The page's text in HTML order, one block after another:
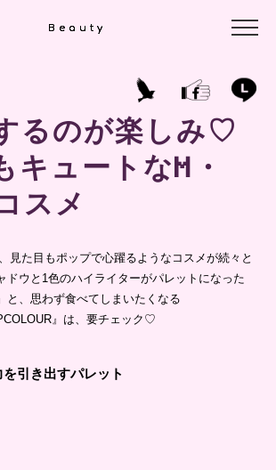
Beauty
るのが楽しみ♡
キュートなM・
スメ
見た目もポップで心躍るようなコスメが続々と
ドウと1色のハイライターがパレットになった
と、思わず食べてしまいたくなる
』は、要チェック♡
引き出すパレット
Beauty
Beauty